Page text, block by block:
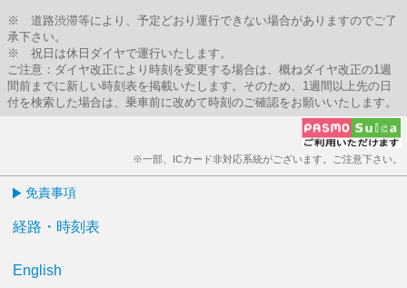
※ 道路渋滞等により、予定どおり運行できない場合がありますのでご了
承下さい。
※ 祝日は休日ダイヤで運行いたします。
ご注意：ダイヤ改正により時刻を変更する場合は、概ねダイヤ改正の1週
間前までに新しい時刻表を掲載いたします。そのため、1週間以上先の日
付を検索した場合は、乗車前に改めて時刻のご確認をお願いいたします。
※一部、ICカード非対応系統がございます。ご注意下さい。
免責事項
経路・時刻表
English